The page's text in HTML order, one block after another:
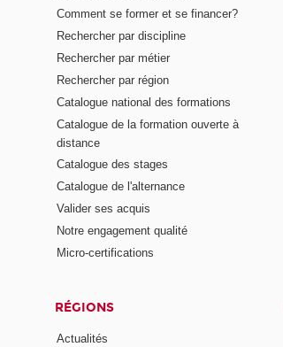
Comment se former et se financer?
Rechercher par discipline
Rechercher par métier
Rechercher par région
Catalogue national des formations
Catalogue de la formation ouverte à
distance
Catalogue des stages
Catalogue de l'alternance
Valider ses acquis
Notre engagement qualité
Micro-certifications
RÉGIONS
Actualités